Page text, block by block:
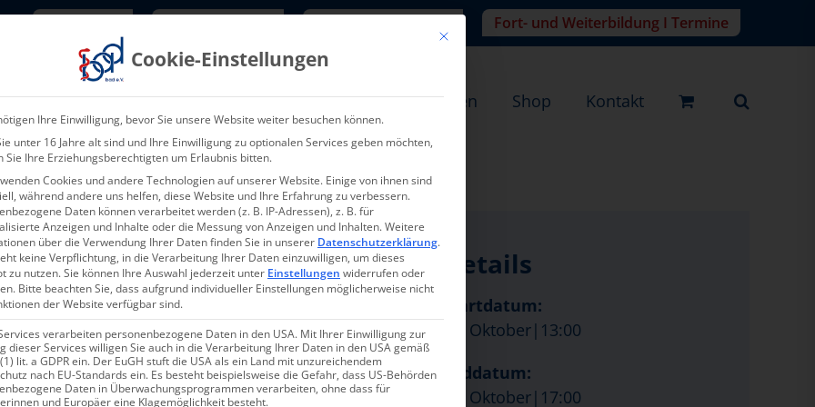
Fort- und Weiterbildung I Termine
Über uns Aktuelles & Presse Leistungen Shop Kontakt
Details
Startdatum:
29. Oktober|13:00
Enddatum:
29. Oktober|17:00
Mit diesem Button wird der Dialog geschlossen. Seine Funktionalität ist
Cookie-Einstellungen
Ihre Einwilligung, bevor Sie unsere Website weiter besuchen können.
unter 16 Jahre alt sind und Ihre Einwilligung zu optionalen Services geben möchten,
Sie Ihre Erziehungsberechtigten um Erlaubnis bitten.
Cookies und andere Technologien auf unserer Website. Einige von ihnen sind
während andere uns helfen, diese Website und Ihre Erfahrung zu verbessern.
Daten können verarbeitet werden (z. B. IP-Adressen), z. B. für
Anzeigen und Inhalte oder die Messung von Anzeigen und Inhalten.Weitere
über die Verwendung Ihrer Daten finden Sie in unserer Datenschutzerklärung.
keine Verpflichtung, in die Verarbeitung Ihrer Daten einzuwilligen, um dieses
zu nutzen.Sie können Ihre Auswahl jederzeit unter Einstellungen widerrufen oder
Bitte beachten Sie, dass aufgrund individueller Einstellungen möglicherweise nicht
der Website verfügbar sind.
verarbeiten personenbezogene Daten in den USA. Mit Ihrer Einwilligung zur
dieser Services willigen Sie auch in die Verarbeitung Ihrer Daten in den USA gemäß
lit. a GDPR ein. Der EuGH stuft die USA als ein Land mit unzureichendem
nach EU-Standards ein. Es besteht beispielsweise die Gefahr, dass US-Behörden
Daten in Überwachungsprogrammen verarbeiten, ohne dass für
und Europäer eine Klagemöglichkeit besteht.